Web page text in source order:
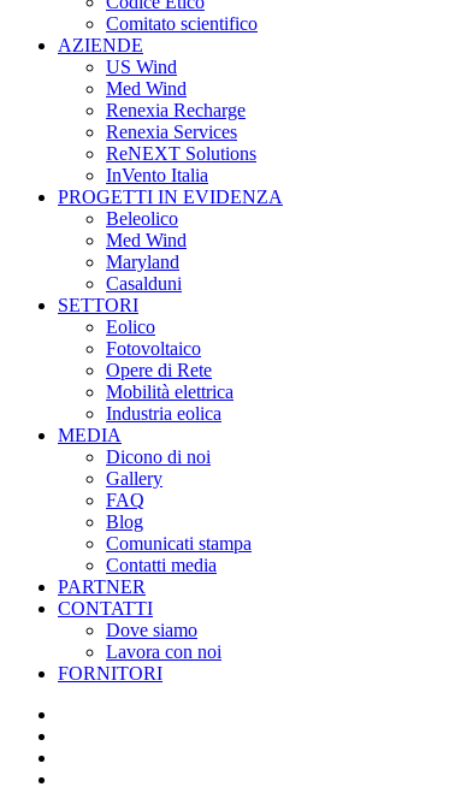
Comitato scientifico
AZIENDE
US Wind
Med Wind
Renexia Recharge
Renexia Services
ReNEXT Solutions
InVento Italia
PROGETTI IN EVIDENZA
Beleolico
Med Wind
Maryland
Casalduni
SETTORI
Eolico
Fotovoltaico
Opere di Rete
Mobilità elettrica
Industria eolica
MEDIA
Dicono di noi
Gallery
FAQ
Blog
Comunicati stampa
Contatti media
PARTNER
CONTATTI
Dove siamo
Lavora con noi
FORNITORI